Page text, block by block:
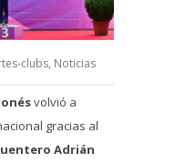
clubs, Noticias
volvió a
gracias al
Adrián